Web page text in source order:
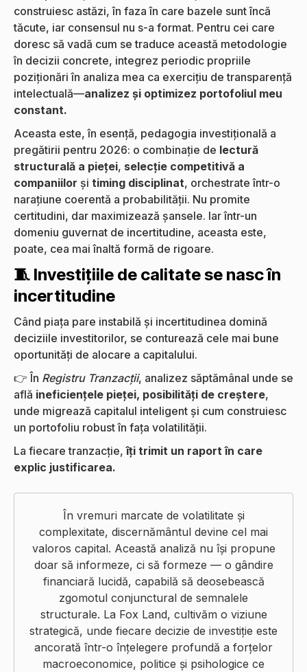
construiesc astăzi, în faza în care bazele sunt încă
tăcute, iar consensul nu s-a format. Pentru cei care
doresc să vadă cum se traduce această metodologie
în decizii concrete, integrez periodic propriile
poziționări în analiza mea ca exercițiu de transparență
intelectuală—analizez și optimizez portofoliul meu
constant.
Aceasta este, în esență, pedagogia investițională a
pregătirii pentru 2026: o combinație de lectură
structurală a pieței, selecție competitivă a
companiilor și timing disciplinat, orchestrate într-o
narațiune coerentă a probabilității. Nu promite
certitudini, dar maximizează șansele. Iar într-un
domeniu guvernat de incertitudine, aceasta este,
poate, cea mai înaltă formă de rigoare.
🧵 Investițiile de calitate se nasc în
incertitudine
Când piața pare instabilă și incertitudinea domină
deciziile investitorilor, se conturează cele mai bune
oportunități de alocare a capitalului.
👉 În Registru Tranzacții, analizez săptămânal unde se
află ineficiențele pieței, posibilități de creștere,
unde migrează capitalul inteligent și cum construiesc
un portofoliu robust în fața volatilității.
La fiecare tranzacție,îți trimit un raport în care
explic justificarea.
În vremuri marcate de volatilitate și
complexitate, discernământul devine cel mai
valoros capital. Această analiză nu își propune
doar să informeze, ci să formeze — o gândire
financiară lucidă, capabilă să deosebească
zgomotul conjunctural de semnalele
structurale. La Fox Land, cultivăm o viziune
strategică, unde fiecare decizie de investiție este
ancorată într-o înțelegere profundă a forțelor
macroeconomice, politice și psihologice ce